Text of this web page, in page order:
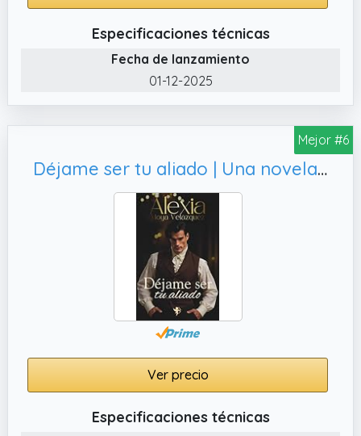
Especificaciones técnicas
Fecha de lanzamiento
01-12-2025
Mejor #6
Déjame ser tu aliado | Una novela romántica histórica irresistible (El Precio del Destino)
Ver precio
Especificaciones técnicas